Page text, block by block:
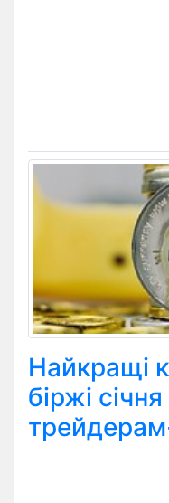
Найкращі
біржі